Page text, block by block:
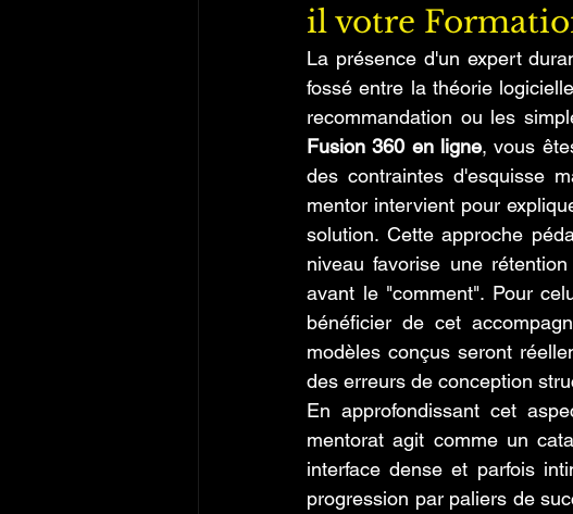
il votre
La présence d'un expert
fossé entre la théorie
recommandation ou les
Fusion 360 en ligne, vous
des contraintes d'esquisse
mentor intervient pour
solution. Cette approche
niveau favorise une
avant le "comment". Pour
bénéficier de cet
modèles conçus seront
des erreurs de conception
En approfondissant cet
mentorat agit comme un
interface dense et parfois
progression par paliers de